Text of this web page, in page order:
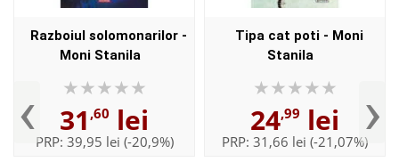
‹
Razboiul solomonarilor -
Moni Stanila
31 ,60 lei
PRP: 39,95 lei (-20,9%)
Tipa cat poti - Moni
Stanila
24,99 lei
PRP: 31,66 lei (-21,07%)›